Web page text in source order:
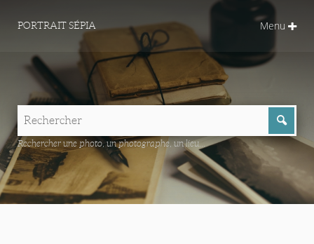
PORTRAIT SÉPIA Menu
Rechercher une photo, un photographe, un lieu...